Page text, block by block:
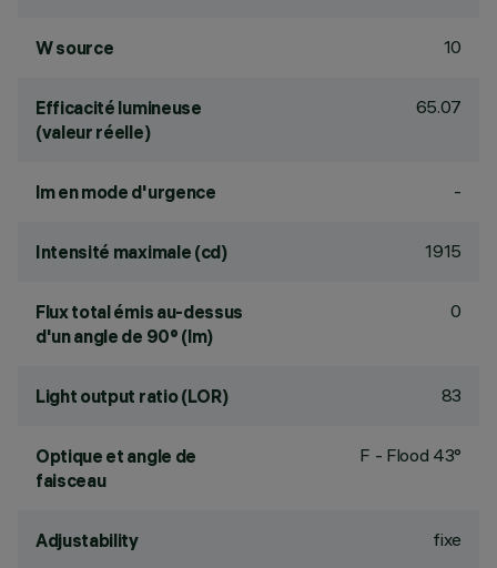
W source 10
Efficacité lumineuse
(valeur réelle)
65.07
lm en mode d'urgence -
Intensité maximale (cd) 1915
Flux total émis au-dessus
d'un angle de 90° (lm)
0
Light output ratio (LOR) 83
Optique et angle de
faisceau
F - Flood 43°
Adjustability fixe